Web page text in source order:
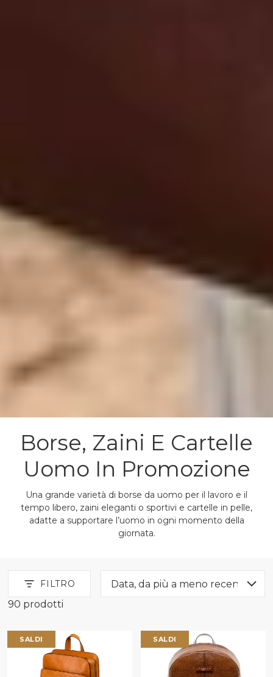
Borse, Zaini E Cartelle
Uomo In Promozione
Una grande varietà di borse da uomo per il lavoro e il
tempo libero, zaini eleganti o sportivi e cartelle in pelle,
adatte a supportare l’uomo in ogni momento della
giornata.
FILTRO
90 prodotti
Saldi Uomo Borse
SALDI SALDI